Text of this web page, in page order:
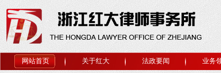
网站首页 关于红大 法政要闻 业务